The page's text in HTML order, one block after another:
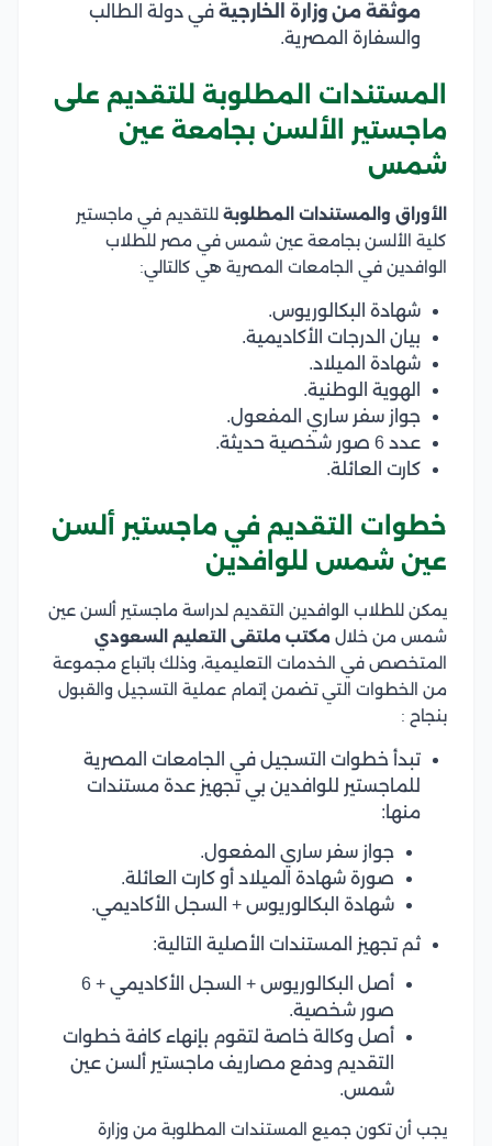
موثقة من وزارة الخارجية في دولة الطالب
والسفارة المصرية.
المستندات المطلوبة للتقديم على
ماجستير الألسن بجامعة عين
شمس
الأوراق والمستندات المطلوبة للتقديم في ماجستير
كلية الألسن بجامعة عين شمس في مصر للطلاب
الوافدين في الجامعات المصرية هي كالتالي:
شهادة البكالوريوس.
بيان الدرجات الأكاديمية.
شهادة الميلاد.
الهوية الوطنية.
جواز سفر ساري المفعول.
عدد 6 صور شخصية حديثة.
كارت العائلة.
خطوات التقديم في ماجستير ألسن
عين شمس للوافدين
يمكن للطلاب الوافدين التقديم لدراسة ماجستير ألسن عين
شمس من خلال مكتب ملتقى التعليم السعودي
المتخصص في الخدمات التعليمية، وذلك باتباع مجموعة
من الخطوات التي تضمن إتمام عملية التسجيل والقبول
بنجاح :
تبدأ خطوات التسجيل في الجامعات المصرية
للماجستير للوافدين بي تجهيز عدة مستندات
منها:
جواز سفر ساري المفعول.
صورة شهادة الميلاد أو كارت العائلة.
شهادة البكالوريوس + السجل الأكاديمي.
ثم تجهيز المستندات الأصلية التالية:
أصل البكالوريوس + السجل الأكاديمي + 6
صور شخصية.
أصل وكالة خاصة لتقوم بإنهاء كافة خطوات
التقديم ودفع مصاريف ماجستير ألسن عين
شمس.
يجب أن تكون جميع المستندات المطلوبة من وزارة